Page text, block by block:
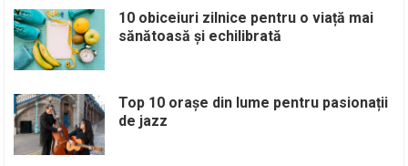
10 obiceiuri zilnice pentru o viață mai
sănătoasă și echilibrată
Top 10 orașe din lume pentru pasionații
de jazz